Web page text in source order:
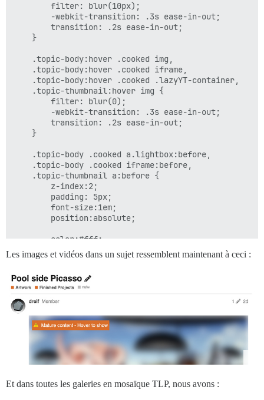
        filter: blur(10px);
        -webkit-transition: .3s ease-in-out;
        transition: .2s ease-in-out;
        filter: blur(0);
        -webkit-transition: .3s ease-in-out;
        transition: .2s ease-in-out;
        padding: 5px;
        font-size:1em;
        position:absolute;
        color:#fff;
content: '⚠️ Contenu mature - Survolez pour
        background: #e86800;
	}
	.topic-body .cooked a.lightbox:before,
	.topic-body .cooked iframe:before {
        top: 15px;
        left: 10px;
	}
	.topic-thumbnail a:before {
        left: 20px;
Les images et vidéos dans un sujet ressemblent maintenant à ceci :
Et dans toutes les galeries en mosaïque TLP, nous avons :